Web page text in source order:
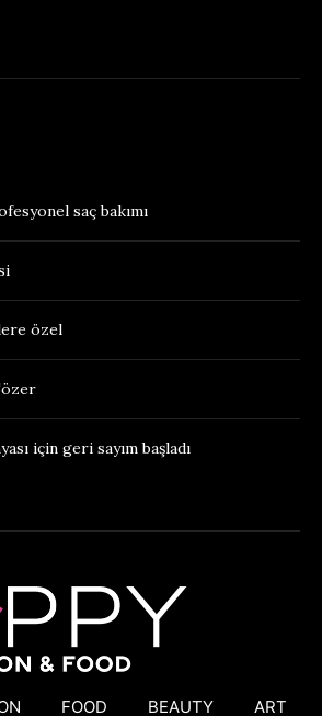
saç bakımı
özel
için geri sayım başladı
FOOD BEAUTY ART